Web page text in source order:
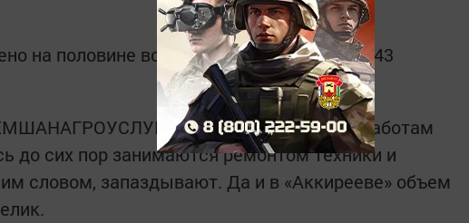
на половине всех площадей (26 тысяч 143
к весенне-полевым работам
до сих пор занимаются ремонтом техники и
словом, запаздывают. Да и в «Аккирееве» объем